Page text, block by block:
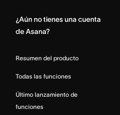
¿Aún no tienes una cuenta
de Asana?
Resumen del producto
Todas las funciones
Último lanzamiento de
funciones